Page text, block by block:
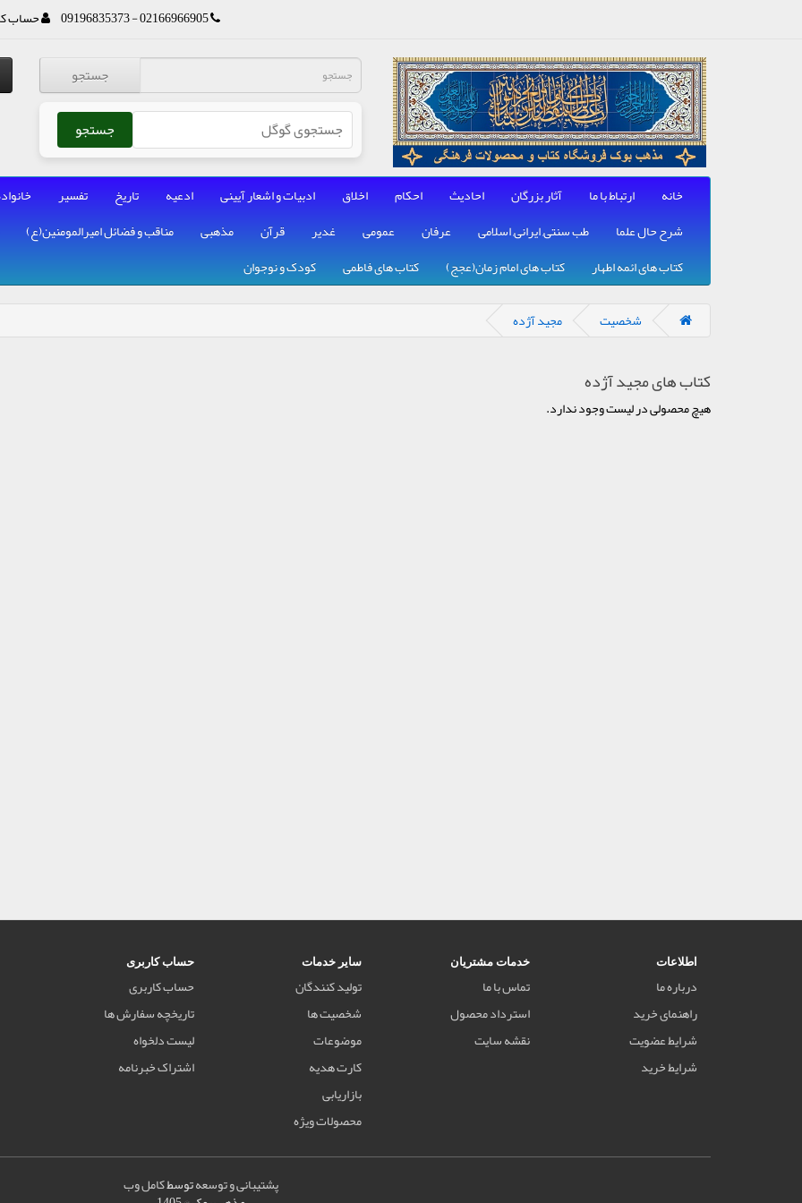
02166966905 - 09196835373 حساب
جستجو
جستجو
خانه ارتباط با ما آثار بزرگان احادیث احکام اخلاق ادبیات و اشعار آیینی ادعیه تاریخ تفسیر
شرح حال علما
طب سنتی, ایرانی, اسلامی عرفان عمومی غدیر قرآن مذهبی مناقب و فضائل امیرالمومنین(ع)
کتاب های ائمه اطهار
کتاب های امام زمان(عجج) کتاب های فاطمی کودک و نوجوان
شخصیت مجید آژده
کتاب های مجید آژده
هیچ محصولی در لیست وجود ندارد.
اطلاعات
درباره ما
راهنمای خرید
شرایط عضویت
شرایط خرید
خدمات مشتریان
تماس با ما
استرداد محصول
نقشه سایت
سایر خدمات
تولید کنندگان
شخصیت ها
موضوعات
کارت هدیه
بازاریابی
محصولات ویژه
حساب کاربری
حساب کاربری
تاریخچه سفارش ها
لیست دلخواه
اشتراک خبرنامه
پشتیبانی و توسعهتوسطکامل وب